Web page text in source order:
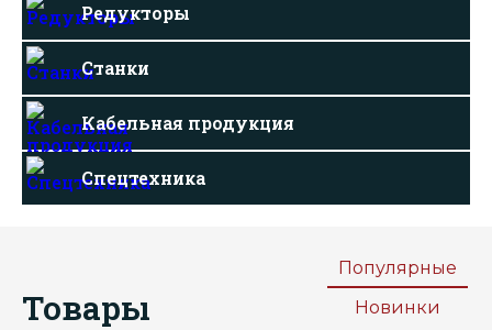
Редукторы
Станки
Кабельная продукция
Спецтехника
Товары
Популярные
Новинки